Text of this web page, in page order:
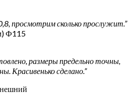
просмотрим сколько прослужит.”
Ф115
размеры предельно точны,
Красивенько сделано.”